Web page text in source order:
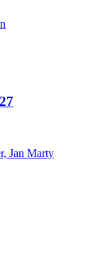
Jan Marty